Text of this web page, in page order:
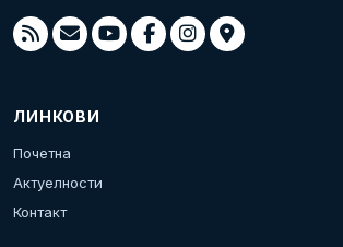
ЛИНКОВИ
Почетна
Актуелности
Контакт